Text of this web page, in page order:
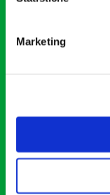
Marketing
Cod. Fisc.
Orchestra I
Direttore Artistico